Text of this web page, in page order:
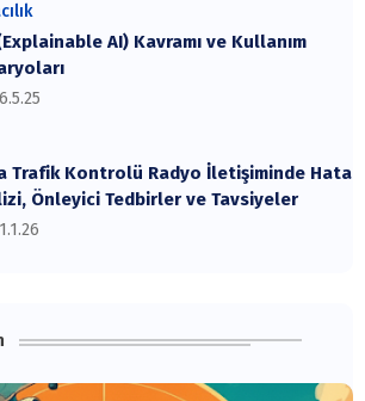
AI) Kavramı ve Kullanım
Trafik Kontrolü Radyo İletişiminde Hata
Önleyici Tedbirler ve Tavsiyeler